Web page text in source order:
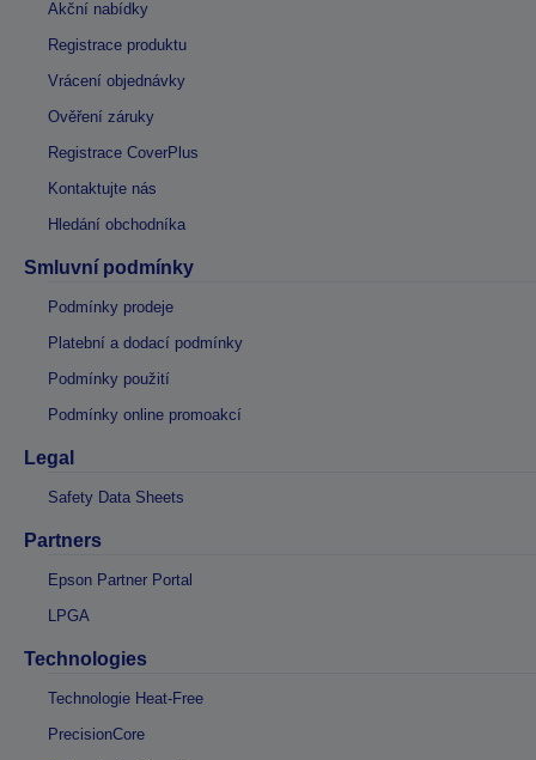
Akční nabídky
Registrace produktu
Vrácení objednávky
Ověření záruky
Registrace CoverPlus
Kontaktujte nás
Hledání obchodníka
Smluvní podmínky
Podmínky prodeje
Platební a dodací podmínky
Podmínky použití
Podmínky online promoakcí
Legal
Safety Data Sheets
Partners
Epson Partner Portal
LPGA
Technologies
Technologie Heat-Free
PrecisionCore